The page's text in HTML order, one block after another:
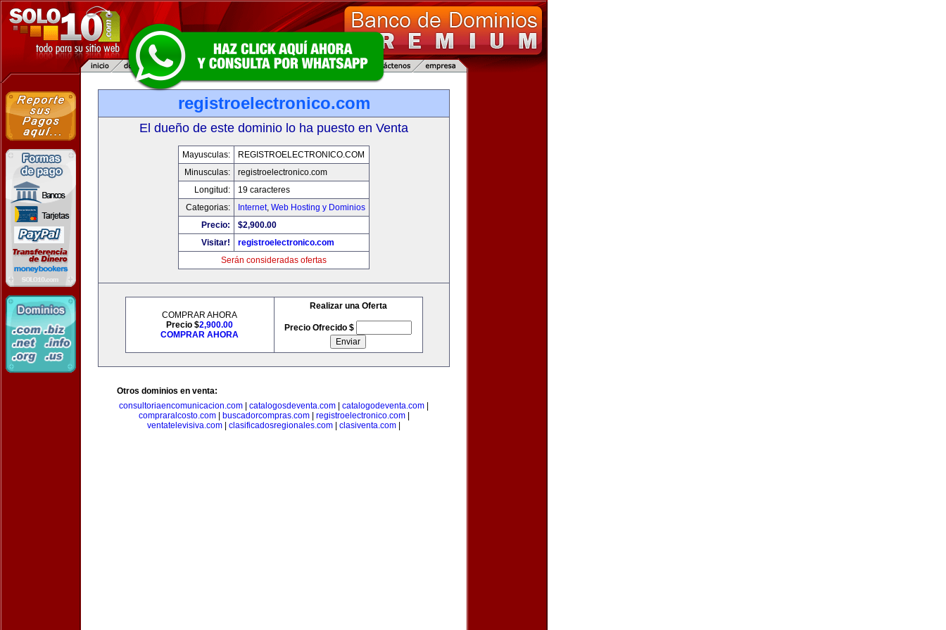
registroelectronico.com
El dueño de este dominio lo ha puesto en Venta
Mayusculas:
REGISTROELECTRONICO.COM
Minusculas:
registroelectronico.com
Longitud:
19 caracteres
Categorias:
Internet, Web Hosting y Dominios
Precio:
$2,900.00
Visitar!
registroelectronico.com
Serán consideradas ofertas
COMPRAR AHORA
Precio $2,900.00
COMPRAR AHORA
Realizar una Oferta
Precio Ofrecido $
Otros dominios en venta:
consultoriaencomunicacion.com
catalogosdeventa.com catalogodeventa.com
compraralcosto.com| buscadorcompras.com| registroelectronico.com|
ventatelevisiva.com
clasificadosregionales.com clasiventa.com